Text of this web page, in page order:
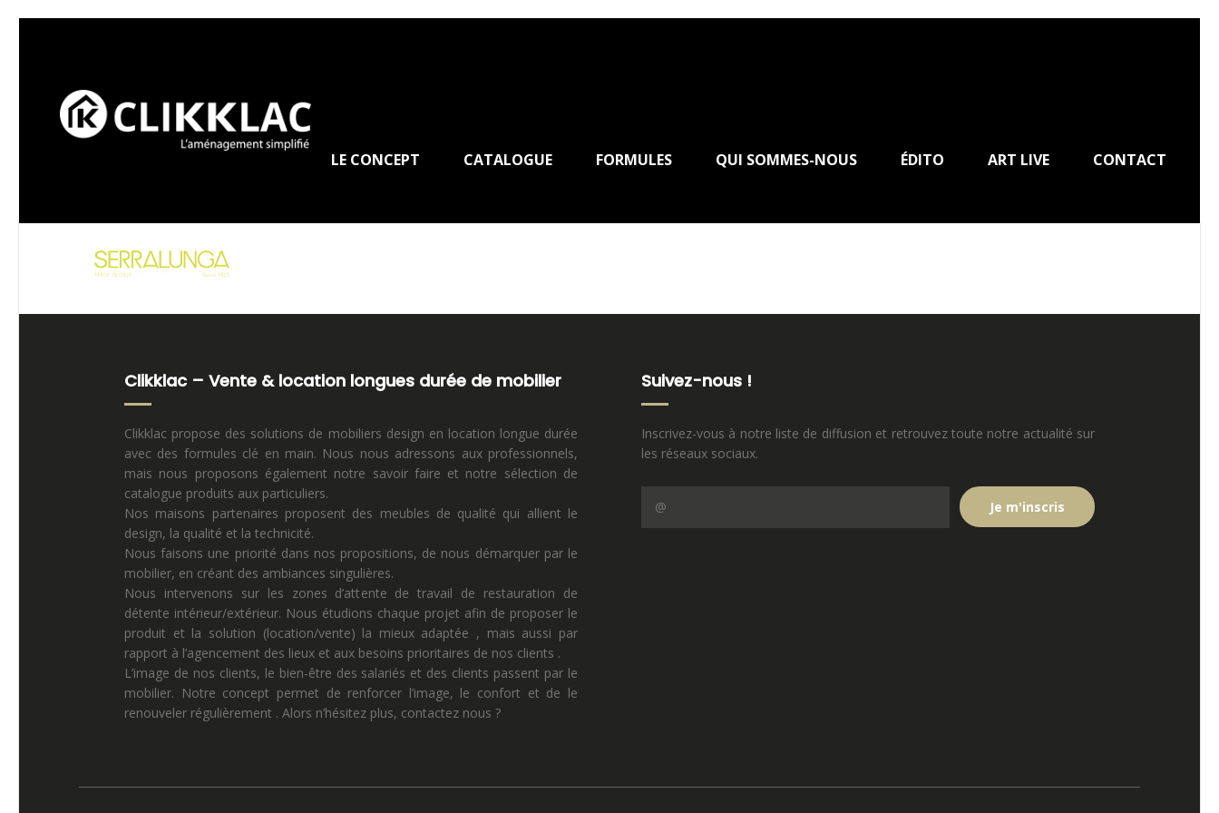
LE CONCEPT CATALOGUE FORMULES QUI SOMMES-NOUS ÉDITO ART LIVE CONTACT
Clikklac – Vente & location longues durée de mobilier
Clikklac propose des solutions de mobiliers design en location longue durée
avec des formules clé en main. Nous nous adressons aux professionnels,
mais nous proposons également notre savoir faire et notre sélection de
catalogue produits aux particuliers.
Nos maisons partenaires proposent des meubles de qualité qui allient le
design, la qualité et la technicité.
Nous faisons une priorité dans nos propositions, de nous démarquer par le
mobilier, en créant des ambiances singulières.
Nous intervenons sur les zones d’attente de travail de restauration de
détente intérieur/extérieur. Nous étudions chaque projet afin de proposer le
produit et la solution (location/vente) la mieux adaptée , mais aussi par
rapport à l’agencement des lieux et aux besoins prioritaires de nos clients .
L’image de nos clients, le bien-être des salariés et des clients passent par le
mobilier. Notre concept permet de renforcer l’image, le confort et de le
renouveler régulièrement . Alors n’hésitez plus, contactez nous ?
Suivez-nous !
Inscrivez-vous à notre liste de diffusion et retrouvez toute notre actualité sur
les réseaux sociaux.